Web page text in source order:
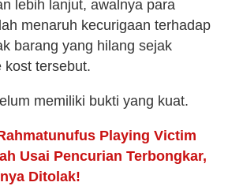
lebih lanjut, awalnya para
menaruh kecurigaan terhadap
barang yang hilang sejak
kost tersebut.
memiliki bukti yang kuat.
Playing Victim
Usai Pencurian Terbongkar,
Ditolak!